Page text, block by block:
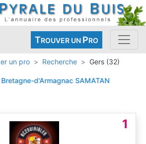
TROUVER UN PRO
un pro Recherche Gers (32)
d'Armagnac SAMATAN
1